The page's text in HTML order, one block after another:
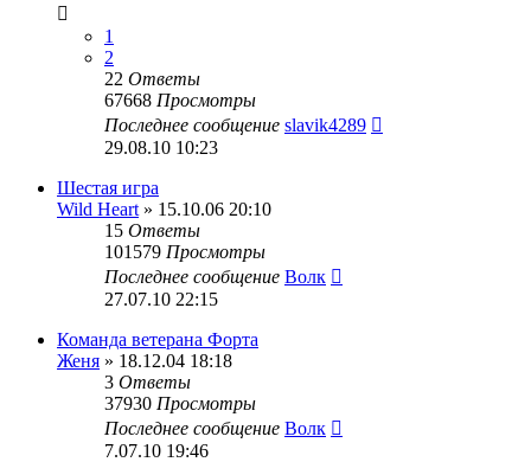
1
2
22 Ответы
67668 Просмотры
Последнее сообщение slavik4289
29.08.10 10:23
Шестая игра
Wild Heart » 15.10.06 20:10
15 Ответы
101579 Просмотры
Последнее сообщение Волк
27.07.10 22:15
Команда ветерана Форта
Женя » 18.12.04 18:18
3 Ответы
37930 Просмотры
Последнее сообщение Волк
7.07.10 19:46